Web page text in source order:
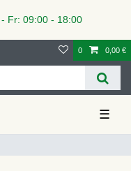
Fr: 09:00 - 18:00
0 0,00 €
☰